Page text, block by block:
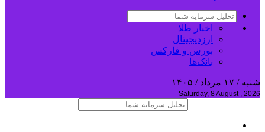
اخبار طلا
ارزدیجیتال
بورس و فارکس
بانک‌ها
شنبه / ۱۷ مرداد / ۱۴۰۵
Saturday, 8 August , 2026